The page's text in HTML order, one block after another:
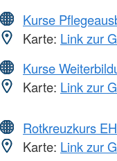
Kurse
Karte: Link zur
Kurse
Karte: Link zur
Rotkreuzkurs
Karte: Link zur